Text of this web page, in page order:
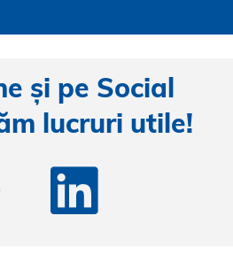
și pe Social
lucruri utile!